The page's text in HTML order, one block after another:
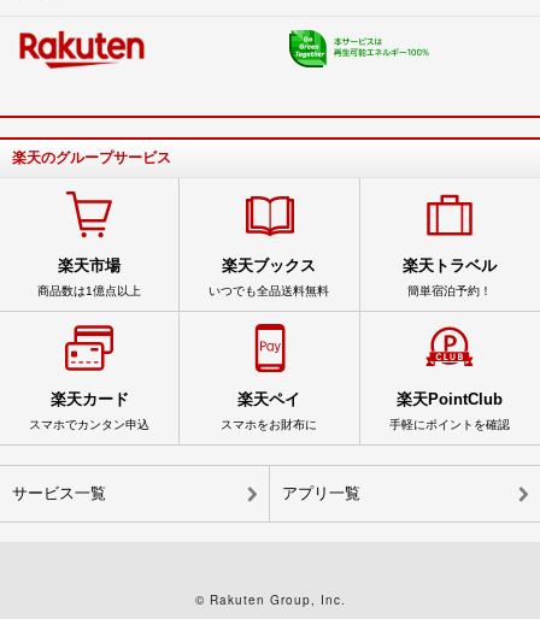
楽天のグループサービス
楽天市場
商品数は1億点以上
楽天ブックス
いつでも全品送料無料
楽天トラベル
簡単宿泊予約！
楽天カード
スマホでカンタン申込
楽天ペイ
スマホをお財布に
楽天PointClub
手軽にポイントを確認
サービス一覧 アプリ一覧
© Rakuten Group, Inc.